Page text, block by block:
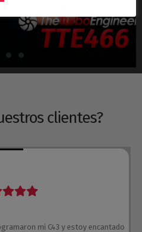
clientes?
mi C43 y estoy encantado